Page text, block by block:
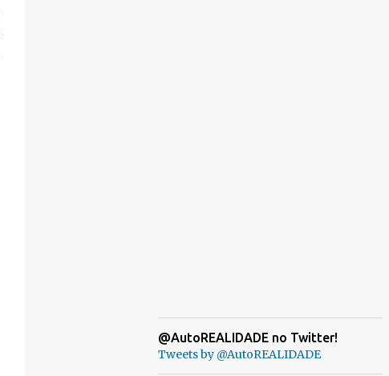
@AutoREALIDADE no Twitter!
Tweets by @AutoREALIDADE